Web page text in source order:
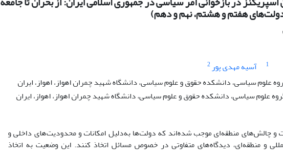
دولت‌های هفتم و هشتم، نهم و دهم)
1 آسیه مهدی پور2
علوم سیاسی، دانشکده حقوق و علوم سیاسی، دانشگاه شهید چمران اهواز، اهواز، ایران
علوم سیاسی، دانشکده حقوق و علوم سیاسی، دانشگاه شهید چمران اهواز، اهواز، ایران
و چالش‌های منطقه‌ای موجب شده‌اند که دولت‌ها به‌دلیل امکانات و محدودیت‌های داخلی و
و منطقه‌ای، دیدگاه‌های متفاوتی در خصوص مسائل اتخاذ کنند. این وضعیت به اتخاذ